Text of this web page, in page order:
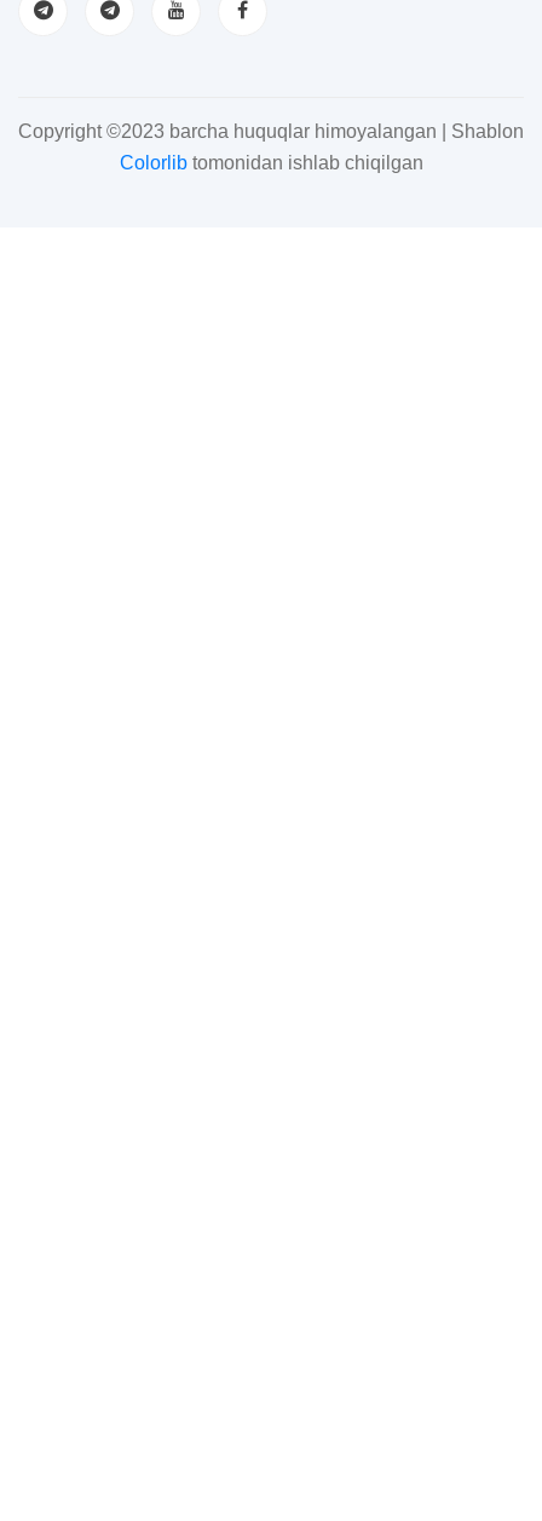
Copyright ©2023 barcha huquqlar himoyalangan | Shablon
Colorlibtomonidan ishlab chiqilgan